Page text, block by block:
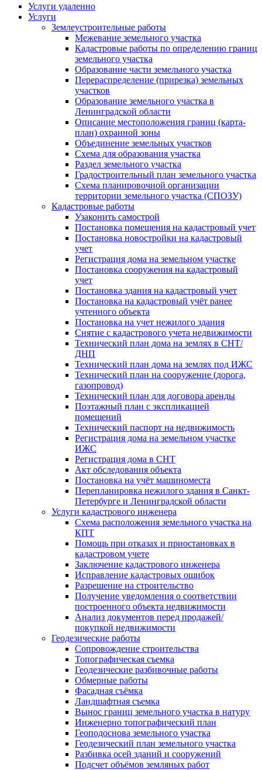
Услуги удаленно
Услуги
Землеустроительные работы
Межевание земельного участка
Кадастровые работы по определению границ
земельного участка
Образование части земельного участка
Перераспределение (прирезка) земельных
участков
Образование земельного участка в
Ленинградской области
Описание местоположения границ (карта-
план) охранной зоны
Объединение земельных участков
Схема для образования участка
Раздел земельного участка
Градостроительный план земельного участка
Схема планировочной организации
территории земельного участка (СПОЗУ)
Кадастровые работы
Узаконить самострой
Постановка помещения на кадастровый учет
Постановка новостройки на кадастровый
учет
Регистрация дома на земельном участке
Постановка сооружения на кадастровый
учет
Постановка здания на кадастровый учет
Постановка на кадастровый учёт ранее
учтенного объекта
Постановка на учет нежилого здания
Снятие с кадастрового учета недвижимости
Технический план дома на землях в СНТ/
ДНП
Технический план дома на землях под ИЖС
Технический план на сооружение (дорога,
газопровод)
Технический план для договора аренды
Поэтажный план с экспликацией
помещений
Технический паспорт на недвижимость
Регистрация дома на земельном участке
ИЖС
Регистрация дома в СНТ
Акт обследования объекта
Постановка на учёт машиноместа
Перепланировка нежилого здания в Санкт-
Петербурге и Ленинградской области
Услуги кадастрового инженера
Схема расположения земельного участка на
КПТ
Помощь при отказах и приостановках в
кадастровом учете
Заключение кадастрового инженера
Исправление кадастровых ошибок
Разрешение на строительство
Получение уведомления о соответствии
построенного объекта недвижимости
Анализ документов перед продажей/
покупкой недвижимости
Геодезические работы
Сопровождение строительства
Топографическая съемка
Геодезические разбивочные работы
Обмерные работы
Фасадная съёмка
Ландшафтная съемка
Вынос границ земельного участка в натуру
Инженерно топографический план
Геоподоснова земельного участка
Геодезический план земельного участка
Разбивка осей зданий и сооружений
Подсчет объёмов земляных работ